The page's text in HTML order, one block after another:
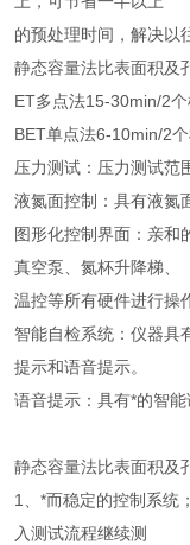
的预处理时间，解决以
静态容量法比表面积及
ET多点法15-30min/2
BET单点法6-10min/2
压力测试：压力测试范
液氮面控制：具有液氮
图形化控制界面：亲和
真空泵、氮杯升降梯、
温控等所有硬件进行操
智能自检系统：仪器具
提示和语音提示。
语音提示：具有*的智
静态容量法比表面积及
1、*而稳定的控制系统
入测试流程继续测